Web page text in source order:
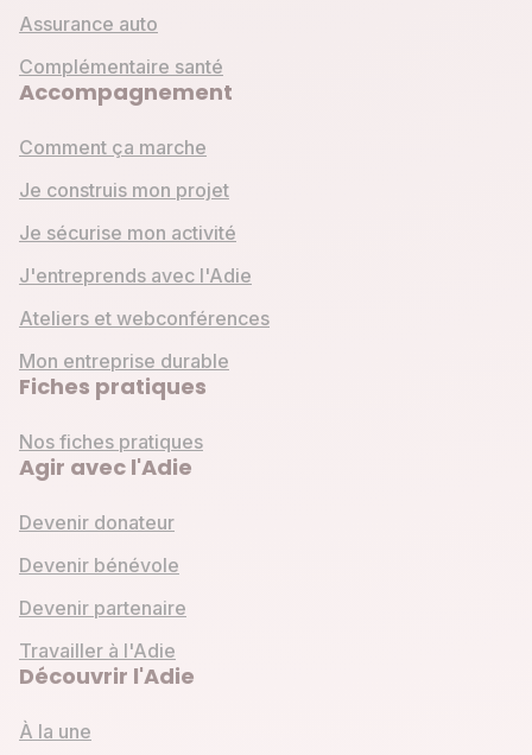
Assurance auto
Complémentaire santé
Accompagnement
Comment ça marche
Je construis mon projet
Je sécurise mon activité
J'entreprends avec l'Adie
Ateliers et webconférences
Mon entreprise durable
Fiches pratiques
Nos fiches pratiques
Agir avec l'Adie
Devenir donateur
Devenir bénévole
Devenir partenaire
Travailler à l'Adie
Découvrir l'Adie
À la une